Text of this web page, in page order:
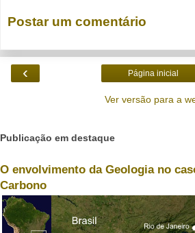
Postar um comentário
‹ Página inicial
Ver versão para a
Publicação em destaque
O envolvimento da Geologia no
Carbono